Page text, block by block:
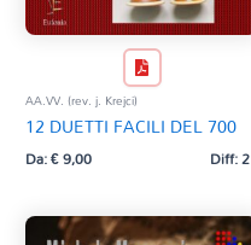
AA.VV. (rev. j. Krejci)
12 DUETTI FACILI DEL 700
Da:€9,00 Diff: 2